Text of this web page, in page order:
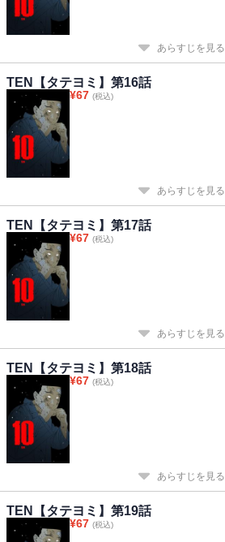
あらすじを見る
TEN【タテヨミ】第16話
¥67 (税込)
あらすじを見る
TEN【タテヨミ】第17話
¥67 (税込)
あらすじを見る
TEN【タテヨミ】第18話
¥67 (税込)
あらすじを見る
TEN【タテヨミ】第19話
¥67 (税込)